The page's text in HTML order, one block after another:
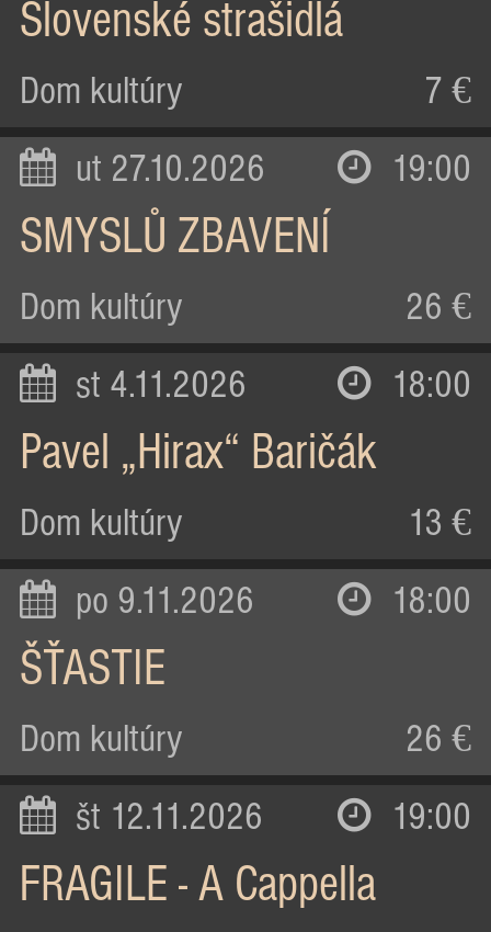
Slovenské strašidlá
Dom kultúry 7 €
ut 27.10.2026 19:00
SMYSLŮ ZBAVENÍ
Dom kultúry 26 €
st 4.11.2026 18:00
Pavel „Hirax“ Baričák
Dom kultúry 13 €
po 9.11.2026 18:00
ŠŤASTIE
Dom kultúry 26 €
št 12.11.2026 19:00
FRAGILE - A Cappella